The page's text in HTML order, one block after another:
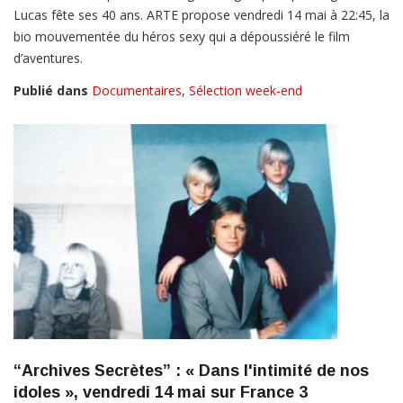
Lucas fête ses 40 ans. ARTE propose vendredi 14 mai à 22:45, la
bio mouvementée du héros sexy qui a dépoussiéré le film
d’aventures.
Publié dans Documentaires, Sélection week-end
“Archives Secrètes” : « Dans l'intimité de nos
idoles », vendredi 14 mai sur France 3